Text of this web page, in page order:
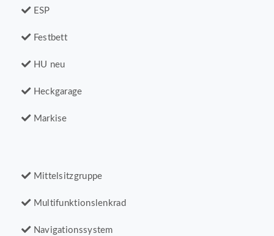
ESP
Festbett
HU neu
Heckgarage
Markise
Mittelsitzgruppe
Multifunktionslenkrad
Navigationssystem